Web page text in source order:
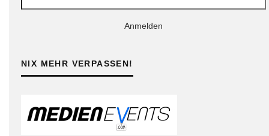
Anmelden
NIX MEHR VERPASSEN!